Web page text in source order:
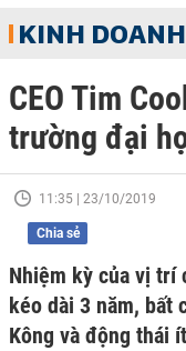
KINH DOANH
CEO Tim
trường đại
11:35 | 23/10/2019
Chia sẻ
Nhiệm kỳ của vị trí
kéo dài 3 năm, bất
Kông và động thái